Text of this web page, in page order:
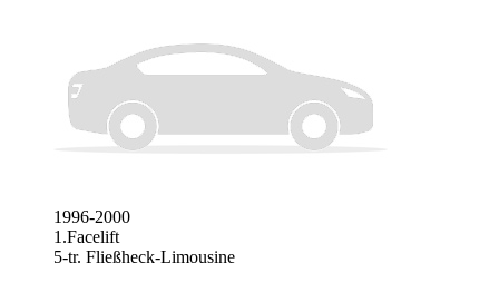
1996-2000
1.Facelift
5-tr. Fließheck-Limousine